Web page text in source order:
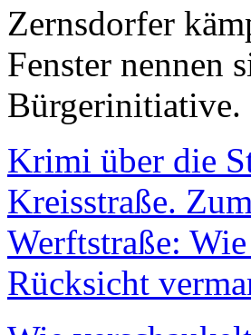
Zernsdorfer
Fenster nennen
Bürgerinitiative.
Krimi über die
Kreisstraße.
Werftstraße:
Rücksicht